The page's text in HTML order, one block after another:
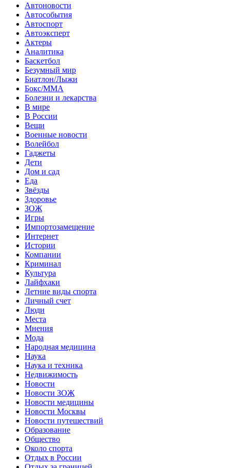
Автоновости
Автособытия
Автоспорт
Автоэксперт
Актеры
Аналитика
Баскетбол
Безумный мир
Биатлон/Лыжи
Бокс/MMA
Болезни и лекарства
В мире
В России
Вещи
Военные новости
Волейбол
Гаджеты
Дети
Дом и сад
Еда
Звёзды
Здоровье
ЗОЖ
Игры
Импортозамещение
Интернет
Истории
Компании
Криминал
Культура
Лайфхаки
Летние виды спорта
Личный счет
Люди
Места
Мнения
Мода
Народная медицина
Наука
Наука и техника
Недвижимость
Новости
Новости ЗОЖ
Новости медицины
Новости Москвы
Новости путешествий
Образование
Общество
Около спорта
Отдых в России